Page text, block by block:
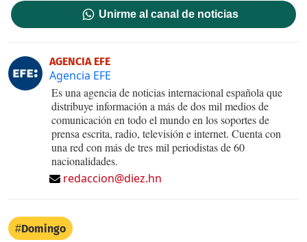
Unirme al canal de noticias
AGENCIA EFE
Agencia EFE
Es una agencia de noticias internacional española que
distribuye información a más de dos mil medios de
comunicación en todo el mundo en los soportes de
prensa escrita, radio, televisión e internet. Cuenta con
una red con más de tres mil periodistas de 60
nacionalidades.
redaccion@diez.hn
Domingo